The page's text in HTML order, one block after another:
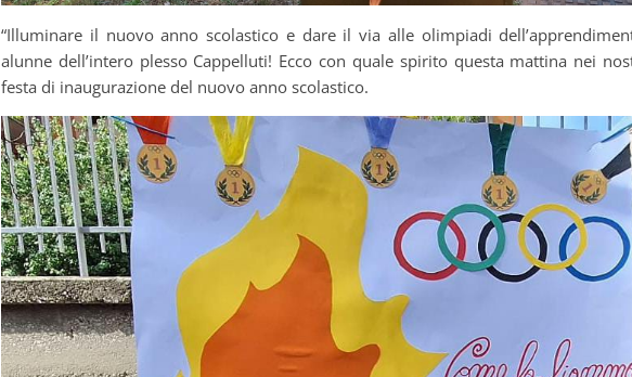
“Illuminare il nuovo anno scolastico e dare il via alle olimpiadi
alunne dell’intero plesso Cappelluti! Ecco con quale spirito questa mattina nei
festa di inaugurazione del nuovo anno scolastico.